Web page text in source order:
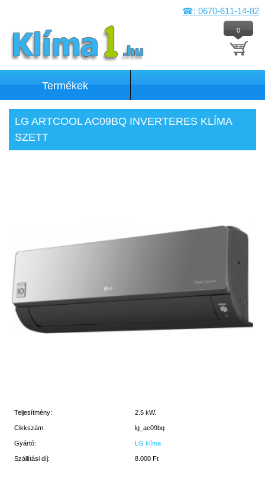
☎: 0670-611-14-82
0
Termékek
LG ARTCOOL AC09BQ INVERTERES KLÍMA
SZETT
Teljesítmény: 2.5 kW.
Cikkszám: lg_ac09bq
Gyártó: LG klíma
Szállítási díj: 8.000 Ft